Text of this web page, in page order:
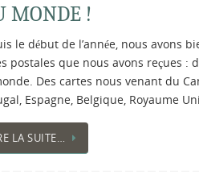
MONDE !
le début de l’année, nous avons
postales que nous avons reçues :
Des cartes nous venant du
Espagne, Belgique, Royaume
LA SUITE…